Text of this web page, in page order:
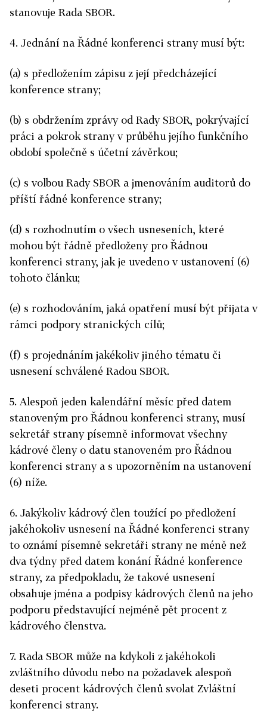
stanovuje Rada SBOR.
4. Jednání na Řádné konferenci strany musí být:
(a) s předložením zápisu z její předcházející
konference strany;
(b) s obdržením zprávy od Rady SBOR, pokrývající
práci a pokrok strany v průběhu jejího funkčního
období společně s účetní závěrkou;
(c) s volbou Rady SBOR a jmenováním auditorů do
příští řádné konference strany;
(d) s rozhodnutím o všech usneseních, které
mohou být řádně předloženy pro Řádnou
konferenci strany, jak je uvedeno v ustanovení (6)
tohoto článku;
(e) s rozhodováním, jaká opatření musí být přijata v
rámci podpory stranických cílů;
(f) s projednáním jakékoliv jiného tématu či
usnesení schválené Radou SBOR.
5. Alespoň jeden kalendářní měsíc před datem
stanoveným pro Řádnou konferenci strany, musí
sekretář strany písemně informovat všechny
kádrové členy o datu stanoveném pro Řádnou
konferenci strany a s upozorněním na ustanovení
(6) níže.
6. Jakýkoliv kádrový člen toužící po předložení
jakéhokoliv usnesení na Řádné konferenci strany
to oznámí písemně sekretáři strany ne méně než
dva týdny před datem konání Řádné konference
strany, za předpokladu, že takové usnesení
obsahuje jména a podpisy kádrových členů na jeho
podporu představující nejméně pět procent z
kádrového členstva.
7. Rada SBOR může na kdykoli z jakéhokoli
zvláštního důvodu nebo na požadavek alespoň
deseti procent kádrových členů svolat Zvláštní
konferenci strany.